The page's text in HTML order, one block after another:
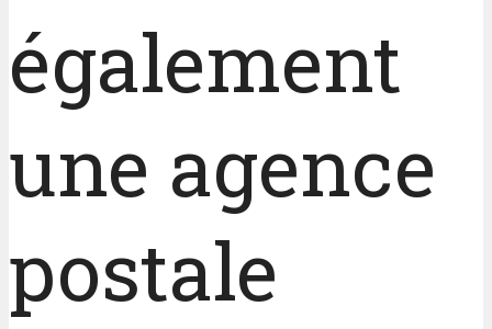
également
une agence
postale